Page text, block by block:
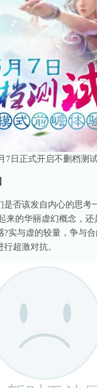
7日正式开启不删档测
是否该发自内心的思考
来的华丽虚幻概念，
实与虚的较量，争与
超激对抗。